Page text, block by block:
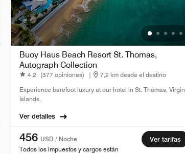
Buoy Haus Beach Resort St. Thomas,
Autograph Collection
4.2 (377 opiniones) |
7,2 km desde el destino
Experience barefoot luxury at our hotel in St. Thomas, Virgin
Islands.
Ver detalles
456 USD / Noche
Todos los impuestos y cargos están
Ver tarifas